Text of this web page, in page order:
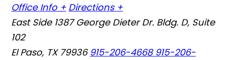
Office Info + Directions +
East Side 1387 George Dieter Dr. Bldg. D, Suite
102
El Paso, TX 79936 915-206-4668 915-206-